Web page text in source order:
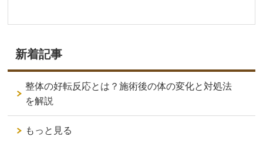
新着記事
整体の好転反応とは？施術後の体の変化と対処法
を解説
もっと見る